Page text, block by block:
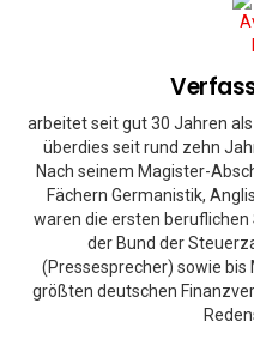
arbeitet seit gut 30 Jahren
überdies seit rund zehn
Nach seinem Magister-
Fächern Germanistik,
waren die ersten
der Bund der
(Pressesprecher) sowie
größten deutschen